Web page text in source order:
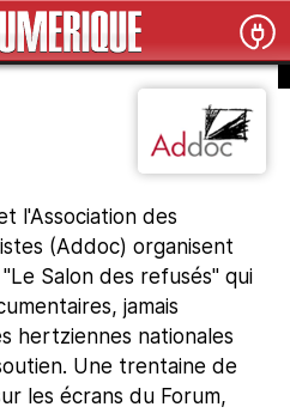
l'Association des
(Addoc) organisent
Salon des refusés" qui
jamais
hertziennes nationales
Une trentaine de
les écrans du Forum,